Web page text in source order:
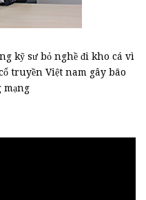
kỹ sư bỏ nghề đi kho cá vì
truyền Việt nam gây bão
mạng